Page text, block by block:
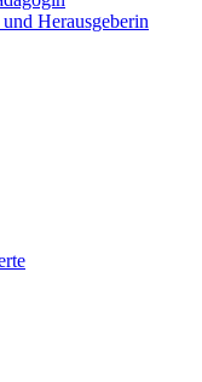
Herausgeberin